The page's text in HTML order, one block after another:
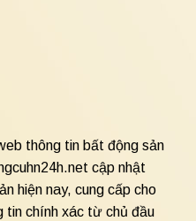
thông tin bất động sản
cập nhật
hiện nay, cung cấp cho
tin chính xác từ chủ đầu